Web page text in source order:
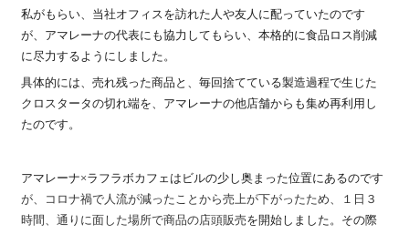
私がもらい、当社オフィスを訪れた人や友人に配っていたのです
が、アマレーナの代表にも協力してもらい、本格的に食品ロス削減
に尽力するようにしました。
具体的には、売れ残った商品と、毎回捨てている製造過程で生じた
クロスタータの切れ端を、アマレーナの他店舗からも集め再利用し
たのです。
アマレーナ×ラフラボカフェはビルの少し奥まった位置にあるのです
が、コロナ禍で人流が減ったことから売上が下がったため、１日３
時間、通りに面した場所で商品の店頭販売を開始しました。その際